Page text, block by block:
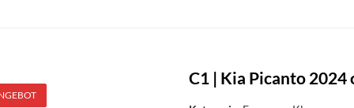
C1 | Kia Picanto 2024